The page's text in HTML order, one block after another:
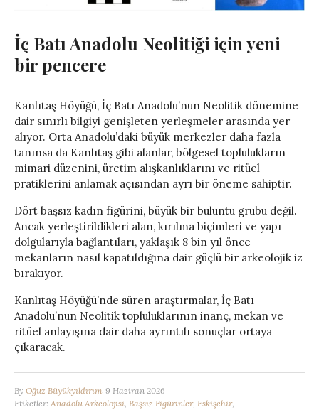
İç Batı Anadolu Neolitiği için yeni
bir pencere
Kanlıtaş Höyüğü, İç Batı Anadolu’nun Neolitik dönemine
dair sınırlı bilgiyi genişleten yerleşmeler arasında yer
alıyor. Orta Anadolu’daki büyük merkezler daha fazla
tanınsa da Kanlıtaş gibi alanlar, bölgesel toplulukların
mimari düzenini, üretim alışkanlıklarını ve ritüel
pratiklerini anlamak açısından ayrı bir öneme sahiptir.
Dört başsız kadın figürini, büyük bir buluntu grubu değil.
Ancak yerleştirildikleri alan, kırılma biçimleri ve yapı
dolgularıyla bağlantıları, yaklaşık 8 bin yıl önce
mekanların nasıl kapatıldığına dair güçlü bir arkeolojik iz
bırakıyor.
Kanlıtaş Höyüğü’nde süren araştırmalar, İç Batı
Anadolu’nun Neolitik topluluklarının inanç, mekan ve
ritüel anlayışına dair daha ayrıntılı sonuçlar ortaya
çıkaracak.
By Oğuz Büyükyıldırım 9 Haziran 2026
Etiketler: Anadolu Arkeolojisi, Başsız Figürinler, Eskişehir,